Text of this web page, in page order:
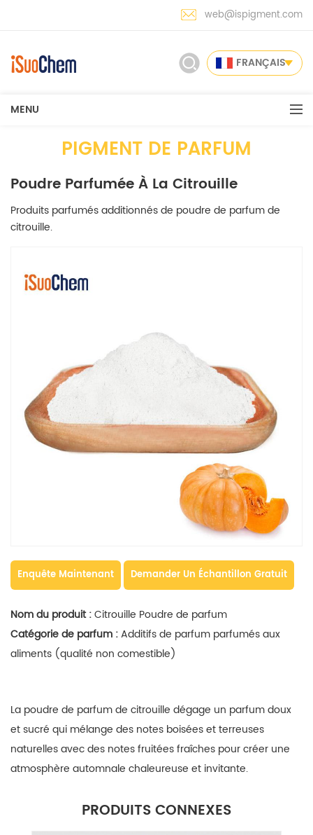
web@ispigment.com
FRANÇAIS
MENU
PIGMENT DE PARFUM
Poudre Parfumée À La Citrouille
Produits parfumés additionnés de poudre de parfum de
citrouille.
Enquête Maintenant Demander Un Échantillon Gratuit
Nom du produit :Citrouille Poudre de parfum
Catégorie de parfum :Additifs de parfum parfumés aux
aliments (qualité non comestible)
La poudre de parfum de citrouille dégage un parfum doux
et sucré qui mélange des notes boisées et terreuses
naturelles avec des notes fruitées fraîches pour créer une
atmosphère automnale chaleureuse et invitante.
PRODUITS CONNEXES